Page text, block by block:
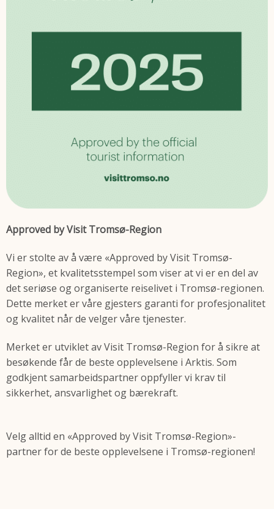
Approved by Visit Tromsø-Region
Vi er stolte av å være «Approved by Visit Tromsø-
Region», et kvalitetsstempel som viser at vi er en del av
det seriøse og organiserte reiselivet i Tromsø-regionen.
Dette merket er våre gjesters garanti for profesjonalitet
og kvalitet når de velger våre tjenester.
Merket er utviklet av Visit Tromsø-Region for å sikre at
besøkende får de beste opplevelsene i Arktis. Som
godkjent samarbeidspartner oppfyller vi krav til
sikkerhet, ansvarlighet og bærekraft.
Velg alltid en «Approved by Visit Tromsø-Region»-
partner for de beste opplevelsene i Tromsø-regionen!